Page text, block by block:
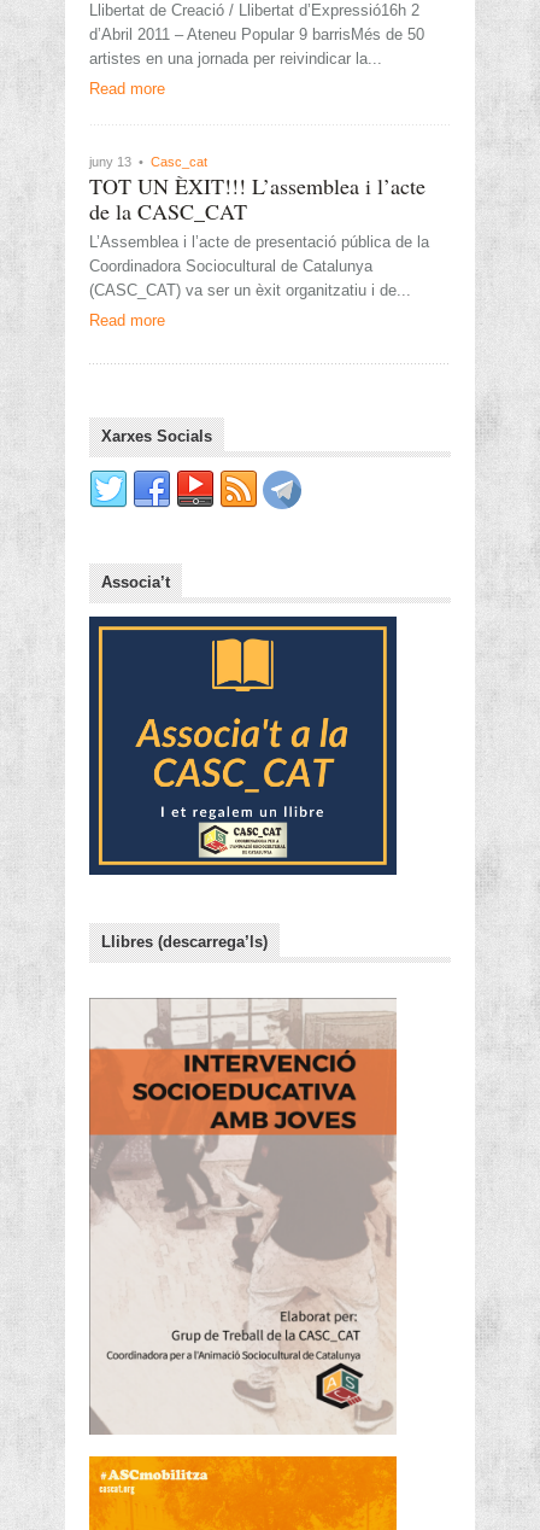
Llibertat de Creació / Llibertat d’Expressió16h 2
d’Abril 2011 – Ateneu Popular 9 barrisMés de 50
artistes en una jornada per reivindicar la...
Read more
juny 13 • Casc_cat
TOT UN ÈXIT!!! L’assemblea i l’acte
de la CASC_CAT
L’Assemblea i l’acte de presentació pública de la
Coordinadora Sociocultural de Catalunya
(CASC_CAT) va ser un èxit organitzatiu i de...
Read more
Xarxes Socials
Associa’t
Llibres (descarrega’ls)